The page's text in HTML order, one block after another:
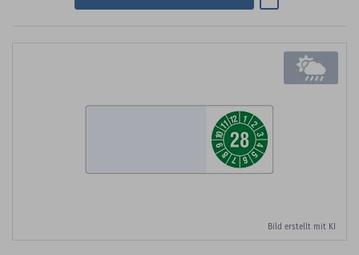
Bild erstellt mit KI